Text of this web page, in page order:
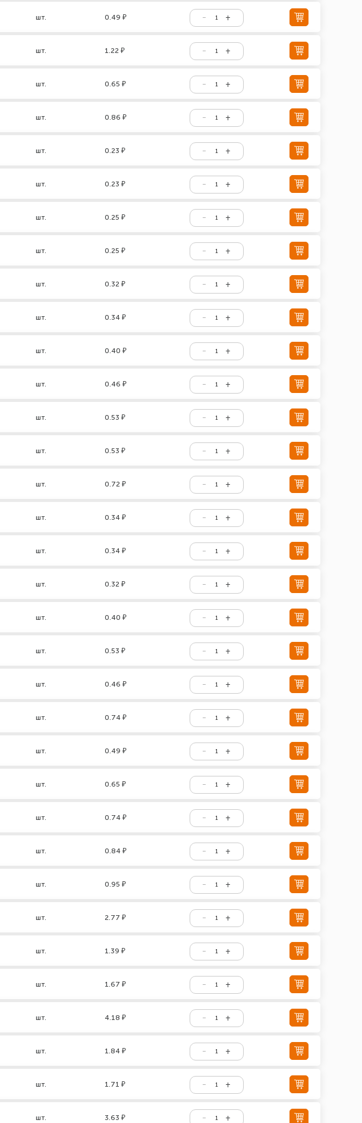
шт. 0.49 ₽
шт. 1.22 ₽
шт. 0.65 ₽
шт. 0.86 ₽
шт. 0.23 ₽
шт. 0.23 ₽
шт. 0.25 ₽
шт. 0.25 ₽
шт. 0.32 ₽
шт. 0.34 ₽
шт. 0.40 ₽
шт. 0.46 ₽
шт. 0.53 ₽
шт. 0.53 ₽
шт. 0.72 ₽
шт. 0.34 ₽
шт. 0.34 ₽
шт. 0.32 ₽
шт. 0.40 ₽
шт. 0.53 ₽
шт. 0.46 ₽
шт. 0.74 ₽
шт. 0.49 ₽
шт. 0.65 ₽
шт. 0.74 ₽
шт. 0.84 ₽
шт. 0.95 ₽
шт. 2.77 ₽
шт. 1.39 ₽
шт. 1.67 ₽
шт. 4.18 ₽
шт. 1.84 ₽
шт. 1.71 ₽
шт. 3.63 ₽